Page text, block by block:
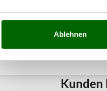
Ablehnen
Kunden